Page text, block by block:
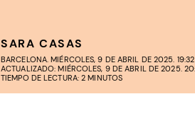
SARA CASAS
BARCELONA. MIÉRCOLES, 9 DE ABRIL DE 2025. 19:32
ACTUALIZADO: MIÉRCOLES, 9 DE ABRIL DE 2025.
TIEMPO DE LECTURA: 2 MINUTOS